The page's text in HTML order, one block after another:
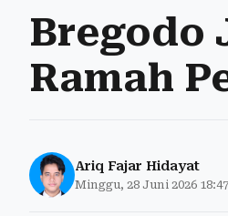
Bregodo
Ramah
Ariq Fajar Hidayat
Minggu, 28 Juni 2026